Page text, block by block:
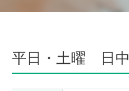
平日・土曜 日中